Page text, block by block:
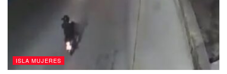
ISLA MUJERES